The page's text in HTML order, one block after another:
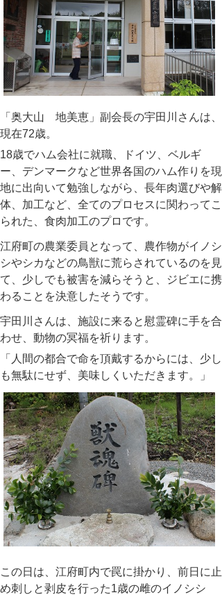
「奥大山 地美恵」副会長の宇田川さんは、
現在72歳。
18歳でハム会社に就職、ドイツ、ベルギ
ー、デンマークなど世界各国のハム作りを現
地に出向いて勉強しながら、長年肉選びや解
体、加工など、全てのプロセスに関わってこ
られた、食肉加工のプロです。
江府町の農業委員となって、農作物がイノシ
シやシカなどの鳥獣に荒らされているのを見
て、少しでも被害を減らそうと、ジビエに携
わることを決意したそうです。
宇田川さんは、施設に来ると慰霊碑に手を合
わせ、動物の冥福を祈ります。
「人間の都合で命を頂戴するからには、少し
も無駄にせず、美味しくいただきます。」
この日は、江府町内で罠に掛かり、前日に止
め刺しと剥皮を行った1歳の雌のイノシシ